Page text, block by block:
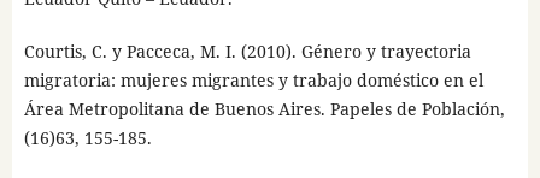
Courtis, C. y Pacceca, M. I. (2010). Género y trayectoria
migratoria: mujeres migrantes y trabajo doméstico en el
Área Metropolitana de Buenos Aires. Papeles de Población,
(16)63, 155-185.